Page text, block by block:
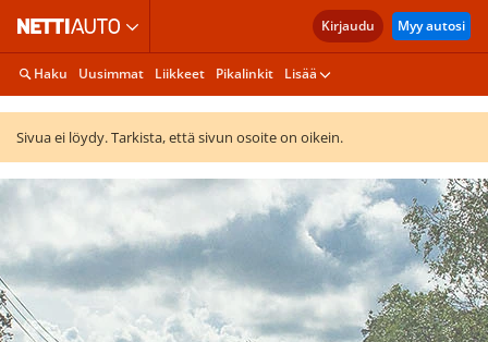
Kirjaudu Myy autosi
Haku Uusimmat Liikkeet Pikalinkit Lisää
Sivua ei löydy. Tarkista, että sivun osoite on oikein.